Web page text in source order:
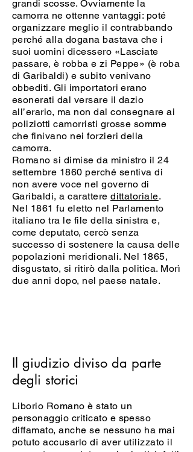
grandi scosse. Ovviamente la
camorra ne ottenne vantaggi: poté
organizzare meglio il contrabbando
perché alla dogana bastava che i
suoi uomini dicessero «Lasciate
passare, è robba e zi Peppe» (è roba
di Garibaldi) e subito venivano
obbediti. Gli importatori erano
esonerati dal versare il dazio
all’erario, ma non dal consegnare ai
poliziotti camorristi grosse somme
che finivano nei forzieri della
camorra.
Romano si dimise da ministro il 24
settembre 1860 perché sentiva di
non avere voce nel governo di
Garibaldi, a caratteredittatoriale.
Nel 1861 fu eletto nel Parlamento
italiano tra le file della sinistra e,
come deputato, cercò senza
successo di sostenere la causa delle
popolazioni meridionali. Nel 1865,
disgustato, si ritirò dalla politica. Morì
due anni dopo, nel paese natale.
Il giudizio diviso da parte
degli storici
Liborio Romano è stato un
personaggio criticato e spesso
diffamato, anche se nessuno ha mai
potuto accusarlo di aver utilizzato il